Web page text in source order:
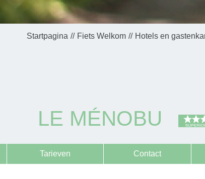
Startpagina Fiets Welkom Hotels en
LE MÉNOBU
Tarieven Contact